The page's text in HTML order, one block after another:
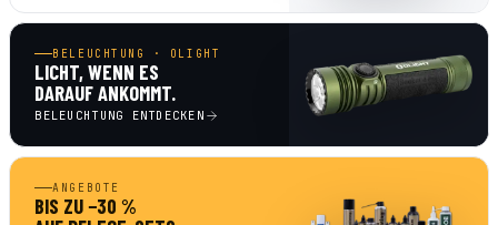
BELEUCHTUNG · OLIGHT
LICHT, WENN ES
DARAUF ANKOMMT.
BELEUCHTUNG ENTDECKEN
ANGEBOTE
BIS ZU −30 %